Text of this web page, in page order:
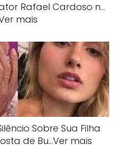
Rafael Cardoso n…
mais
Sobre Sua Filha
de Bu…Ver mais